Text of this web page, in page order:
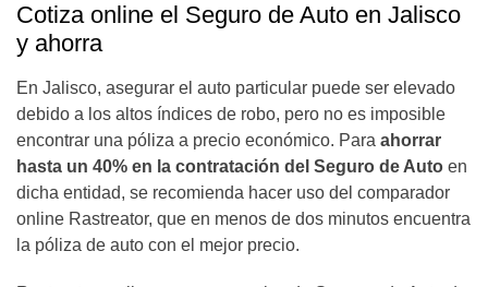
Cotiza online el Seguro de Auto en Jalisco
y ahorra
En Jalisco, asegurar el auto particular puede ser elevado
debido a los altos índices de robo, pero no es imposible
encontrar una póliza a precio económico. Para ahorrar
hasta un 40% en la contratación del Seguro de Auto en
dicha entidad, se recomienda hacer uso del comparador
online Rastreator, que en menos de dos minutos encuentra
la póliza de auto con el mejor precio.